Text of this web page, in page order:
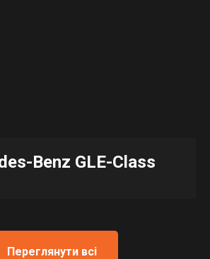
Benz GLE-Class
Переглянути всі